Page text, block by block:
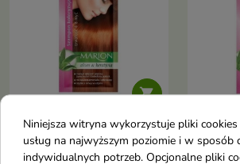

Marion Szampon
koloryzujący z
Niniejsza witryna wykorzystuje pliki
usług na najwyższym poziomie i w
indywidualnych potrzeb. Opcjonalne pliki